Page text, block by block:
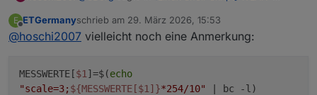
möglich ist den String in Text und Zahl aufzuteilen.
Müsste eigentlich auch ggf. Windstärke
E
Offline
ETGermanyschrieb am 29. März 2026, 15:53
zuletzt editiert von
@hoschi2007 vielleicht noch eine Anmerkung:
MESSWERTE[$1 ]=$(echo
"scale=3; ${MESSWERTE[$1]}*254/10" | bc -l)